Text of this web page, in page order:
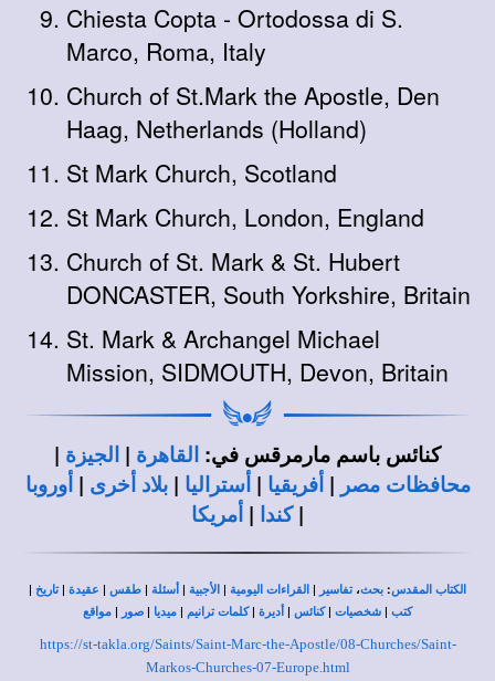
Chiesta Copta - Ortodossa di S.
Marco, Roma, Italy
Church of St.Mark the Apostle, Den
Haag, Netherlands (Holland)
St Mark Church, Scotland
St Mark Church, London, England
Church of St. Mark & St. Hubert
DONCASTER, South Yorkshire, Britain
St. Mark & Archangel Michael
Mission, SIDMOUTH, Devon, Britain
كنائس باسم مارمرقس في: القاهرة | الجيزة |
محافظات مصر | أفريقيا | أستراليا |بلاد أخرى | أوروبا
|كندا | أمريكا
الكتاب المقدس: بحث،تفاسير | القراءات اليومية | الأجبية | أسئلة | طقس | عقيدة |تاريخ |
كتب | شخصيات |كنائس | أديرة |كلمات ترانيم | ميديا | صور | مواقع
https://st-takla.org/Saints/Saint-Marc-the-Apostle/08-Churches/Saint-
Markos-Churches-07-Europe.html